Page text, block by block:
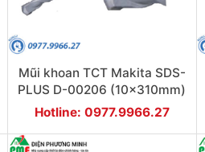
Mũi khoan TCT Makita SDS-
PLUS D-00206 (10x310mm)
Hotline: 0977.9966.27